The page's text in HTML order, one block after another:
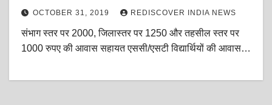
OCTOBER 31, 2019 REDISCOVER INDIA NEWS
संभाग स्तर पर 2000, जिलास्तर पर 1250 और तहसील स्तर पर
1000 रुपए की आवास सहायत एससी/एसटी विद्यार्थियों की आवास…